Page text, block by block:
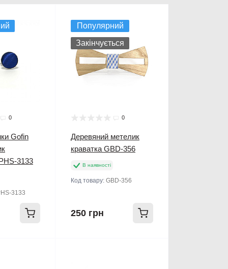
0
Gofin
3133
3133
Популярний
Закінчується
0
Деревяний метелик
краватка GBD-356
В наявності
Код товару: GBD-356
250 грн